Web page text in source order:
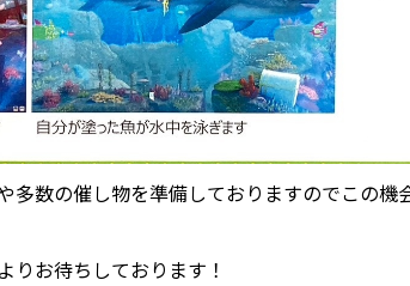
多数の催し物を準備しておりますのでこの機
りお待ちしております！